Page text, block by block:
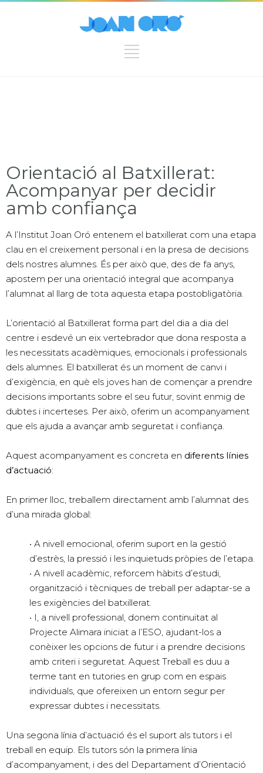
Orientació al Batxillerat:
Acompanyar per decidir
amb confiança
A l’Institut Joan Oró entenem el batxillerat com una etapa
clau en el creixement personal i en la presa de decisions
dels nostres alumnes. És per això que, des de fa anys,
apostem per una orientació integral que acompanya
l’alumnat al llarg de tota aquesta etapa postobligatòria.
L’orientació al Batxillerat forma part del dia a dia del
centre i esdevé un eix vertebrador que dona resposta a
les necessitats acadèmiques, emocionals i professionals
dels alumnes. El batxillerat és un moment de canvi i
d’exigència, en què els joves han de començar a prendre
decisions importants sobre el seu futur, sovint enmig de
dubtes i incerteses. Per això, oferim un acompanyament
que els ajuda a avançar amb seguretat i confiança.
Aquest acompanyament es concreta en diferents línies
d’actuació:
En primer lloc, treballem directament amb l’alumnat des
d’una mirada global:
• A nivell emocional, oferim suport en la gestió
d’estrès, la pressió i les inquietuds pròpies de l’etapa.
• A nivell acadèmic, reforcem hàbits d’estudi,
organització i tècniques de treball per adaptar-se a
les exigències del batxillerat.
• I, a nivell professional, donem continuïtat al
Projecte Alimara iniciat a l’ESO, ajudant-los a
conèixer les opcions de futur i a prendre decisions
amb criteri i seguretat. Aquest Treball es duu a
terme tant en tutories en grup com en espais
individuals, que ofereixen un entorn segur per
expressar dubtes i necessitats.
Una segona línia d’actuació és el suport als tutors i el
treball en equip. Els tutors són la primera línia
d’acompanyament, i des del Departament d’Orientació